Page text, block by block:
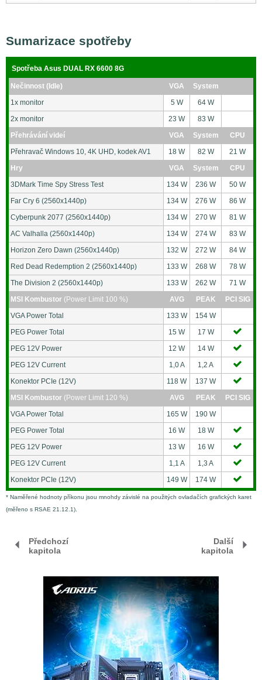
Sumarizace spotřeby
Spotřeba Asus DUAL RX 6600 8G
Nečinnost (Idle) VGA
System
1x monitor
5 W
64 W
2x monitor
23 W
83 W
Přehrávání videí
VGA System
CPU
Přehravač Windows 10, 4K UHD, kodek AV1
18 W 82 W
21 W
Hry
VGA System
CPU
3DMark Time Spy Stress Test
134 W 236 W
50 W
Far Cry 6 (2560x1440p)
134 W 276 W
86 W
Cyberpunk 2077 (2560x1440p)
134 W 270 W
81 W
AC Valhalla (2560x1440p)
134 W 274 W
83 W
Horizon Zero Dawn (2560x1440p)
132 W 272 W
84 W
Red Dead Redemption 2 (2560x1440p)
133 W 268 W
78 W
The Division 2 (2560x1440p)
133 W 262 W
71 W
MSI Kombustor (Power Limit 100 %) AVG PEAK
PCI SIG
VGA Power Total
133 W
154 W
PEG Power Total
15 W
17 W
PEG 12V Power
12 W
14 W
PEG 12V Current
1,0 A
1,2 A
Konektor PCIe (12V)
118 W
137 W
MSI Kombustor (Power Limit 120 %) AVG PEAK
PCI SIG
VGA Power Total
165 W
190 W
PEG Power Total
16 W
18 W
PEG 12V Power
13 W
16 W
PEG 12V Current
1,1 A
1,3 A
Konektor PCIe (12V)
149 W 174 W
* Naměřené hodnoty příkonu jsou mnohdy závislé na použitých ovladačích grafických karet
(měřeno s RSAE 21.12.1).
Předchozí
kapitola
Další
kapitola